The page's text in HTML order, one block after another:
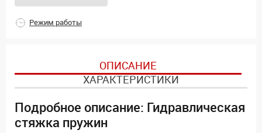
Режим работы
ОПИСАНИЕ
ХАРАКТЕРИСТИКИ
Подробное описание: Гидравлическая
стяжка пружин